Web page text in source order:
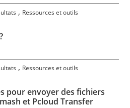
, Ressources et outils
, Ressources et outils
pour envoyer des fichiers
et Pcloud Transfer